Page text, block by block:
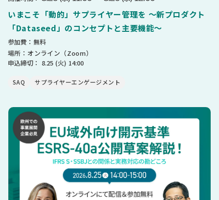
いまこそ「動的」サプライヤー管理を 〜新プロダクト
「Dataseed」のコンセプトと主要機能〜
参加費：無料
場所：オンライン（Zoom）
申込締切： 8.25 (火) 14:00
SAQ サプライヤーエンゲージメント